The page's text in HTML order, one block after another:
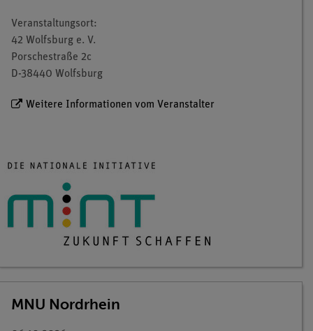
Veranstaltungsort:
42 Wolfsburg e. V.
Porschestraße 2c
D-38440 Wolfsburg
Weitere Informationen vom Veranstalter
MNU Nordrhein